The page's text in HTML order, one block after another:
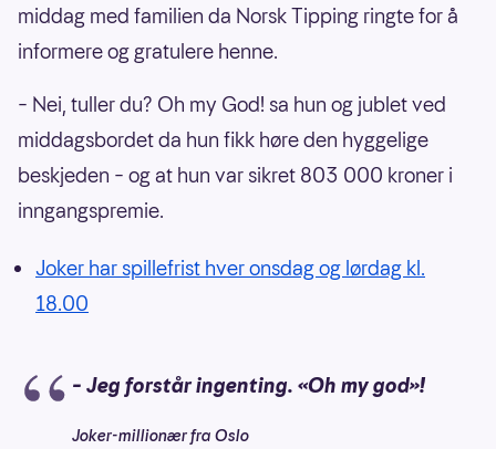
middag med familien da Norsk Tipping ringte for å
informere og gratulere henne.
– Nei, tuller du? Oh my God! sa hun og jublet ved
middagsbordet da hun fikk høre den hyggelige
beskjeden – og at hun var sikret 803 000 kroner i
inngangspremie.
Joker har spillefrist hver onsdag og lørdag kl.
18.00
– Jeg forstår ingenting. «Oh my god»!
Joker-millionær fra Oslo